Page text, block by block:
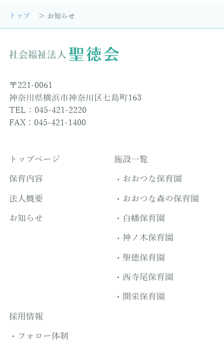
トップ お知らせ
〒221-0061
神奈川県横浜市神奈川区七島町163
TEL：045-421-2220
FAX：045-421-1400
トップページ
保育内容
法人概要
お知らせ
施設一覧
おおつな保育園
おおつな森の保育園
白幡保育園
神ノ木保育園
聖徳保育園
西寺尾保育園
開栄保育園
採用情報
フォロー体制